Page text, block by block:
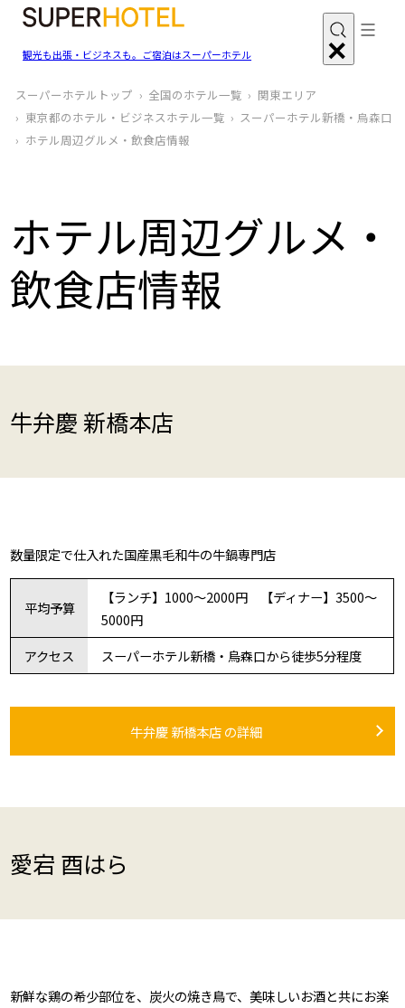
観光も出張・ビジネスも。ご宿泊はスーパーホテル
スーパーホテルトップ 全国のホテル一覧
関東エリア
東京都のホテル・ビジネスホテル一覧
スーパーホテル新橋・烏森口
ホテル周辺グルメ‧飲食店情報
ホテル周辺グルメ‧
飲食店情報
牛弁慶 新橋本店
数量限定で仕入れた国産黒毛和牛の牛鍋専門店
平均予算
【ランチ】1000～2000円 【ディナー】3500～
5000円
アクセス
スーパーホテル新橋・烏森口から徒歩5分程度
牛弁慶 新橋本店 の詳細
愛宕 酉はら
新鮮な鶏の希少部位を、炭火の焼き鳥で、美味しいお酒と共にお楽